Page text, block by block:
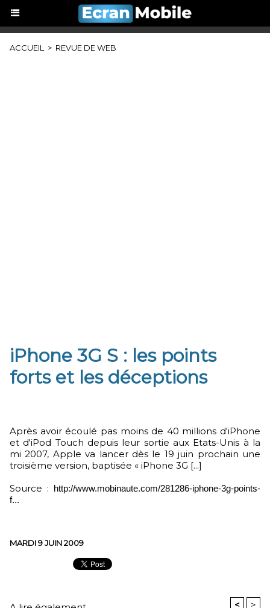
ACCUEIL > REVUE DE WEB
iPhone 3G S : les points
forts et les déceptions
Après avoir écoulé pas moins de 40 millions d'iPhone
et d'iPod Touch depuis leur sortie aux Etats-Unis à la
mi 2007, Apple va lancer dès le 19 juin prochain une
troisième version, baptisée « iPhone 3G [...]
Source : http://www.mobinaute.com/281286-iphone-3g-points-
f...
MARDI 9 JUIN 2009
< >